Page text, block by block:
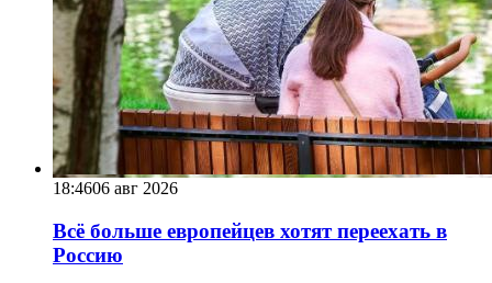
18:4606 авг 2026
Всё больше европейцев хотят переехать в
Россию